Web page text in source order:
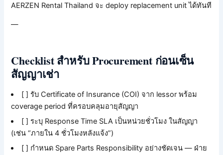
AERZEN Rental Thailand จะ deploy replacement unit ได้ทันที
—
Checklist สำหรับ Procurement ก่อนเซ็น
สัญญาเช่า
[ ] รับ Certificate of Insurance (COI) จาก lessor พร้อม
coverage period ที่ครอบคลุมอายุสัญญา
[ ] ระบุ Response Time SLA เป็นหน่วยชั่วโมง ในสัญญา
(เช่น “ภายใน 4 ชั่วโมงหลังแจ้ง”)
[ ] กำหนด Spare Parts Responsibility อย่างชัดเจน — ฝ่าย